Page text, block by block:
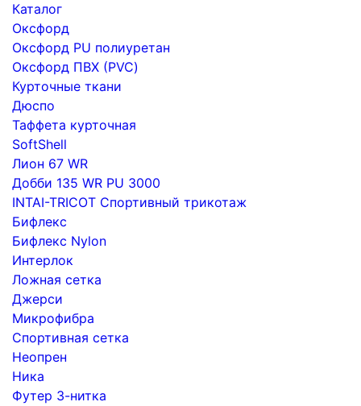
Каталог
Оксфорд
Оксфорд PU полиуретан
Оксфорд ПВХ (PVC)
Курточные ткани
Дюспо
Таффета курточная
SoftShell
Лион 67 WR
Добби 135 WR PU 3000
INTAI-TRICOT Спортивный трикотаж
Бифлекс
Бифлекс Nylon
Интерлок
Ложная сетка
Джерси
Микрофибра
Спортивная сетка
Неопрен
Ника
Футер 3-нитка